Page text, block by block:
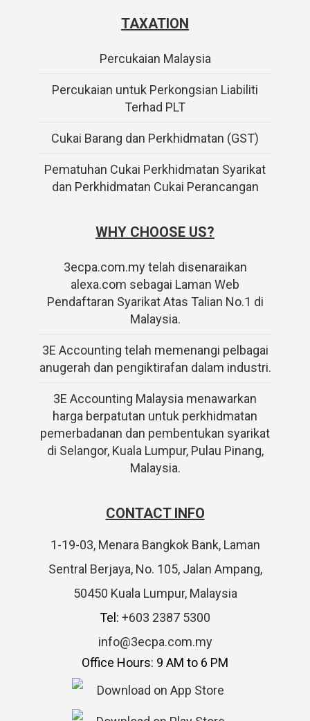
TAXATION
Percukaian Malaysia
Percukaian untuk Perkongsian Liabiliti
Terhad PLT
Cukai Barang dan Perkhidmatan (GST)
Pematuhan Cukai Perkhidmatan Syarikat
dan Perkhidmatan Cukai Perancangan
WHY CHOOSE US?
3ecpa.com.my telah disenaraikan
alexa.com sebagai Laman Web
Pendaftaran Syarikat Atas Talian No.1 di
Malaysia.
3E Accounting telah memenangi pelbagai
anugerah dan pengiktirafan dalam industri.
3E Accounting Malaysia menawarkan
harga berpatutan untuk perkhidmatan
pemerbadanan dan pembentukan syarikat
di Selangor, Kuala Lumpur, Pulau Pinang,
Malaysia.
CONTACT INFO
1-19-03, Menara Bangkok Bank, Laman
Sentral Berjaya, No. 105, Jalan Ampang,
50450 Kuala Lumpur, Malaysia
Tel: +603 2387 5300
info@3ecpa.com.my
Office Hours: 9 AM to 6 PM